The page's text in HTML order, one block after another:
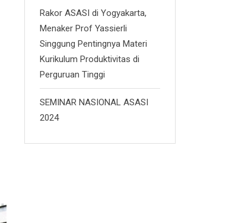
Rakor ASASI di Yogyakarta,
Menaker Prof Yassierli
Singgung Pentingnya Materi
Kurikulum Produktivitas di
Perguruan Tinggi
SEMINAR NASIONAL ASASI
2024